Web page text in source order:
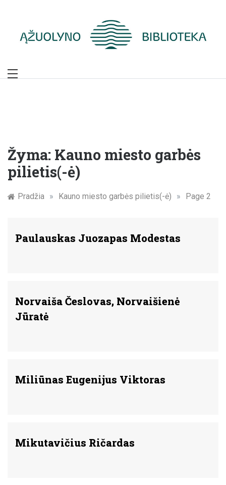
Žymūs Kauno
Žyma: Kauno miesto garbės
pilietis(-ė)
Pradžia » Kauno miesto garbės pilietis(-ė) » Page 2
Paulauskas Juozapas Modestas
Norvaiša Česlovas, Norvaišienė
Jūratė
Miliūnas Eugenijus Viktoras
Mikutavičius Ričardas